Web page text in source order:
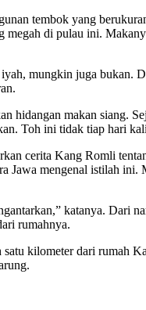
tembok yang
di pulau ini.
mungkin juga bukan.
makan siang.
Toh ini tidak tiap hari
cerita Kang Romli
mengenal istilah ini.
katanya. Dari
rumahnya.
kilometer dari rumah